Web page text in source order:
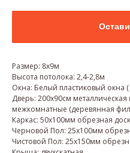
Размер: 8х9м
Высота потолока: 2,4-2,8м
Окна: Белый пластиковый окна
Дверь: 200х90см металлическая
межкомнатные (деревянная
Каркас: 50х100мм обрезная
Черновой Пол: 25х100мм
Чистовой Пол: 25х150мм